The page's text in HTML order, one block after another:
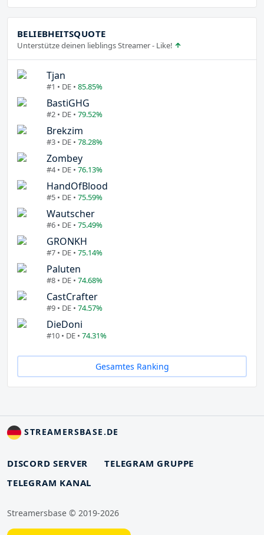
BELIEBHEITSQUOTE
Unterstütze deinen lieblings Streamer - Like!
Tjan
#1 • DE • 85.85%
BastiGHG
#2 • DE • 79.52%
Brekzim
#3 • DE • 78.28%
Zombey
#4 • DE • 76.13%
HandOfBlood
#5 • DE • 75.59%
Wautscher
#6 • DE • 75.49%
GRONKH
#7 • DE • 75.14%
Paluten
#8 • DE • 74.68%
CastCrafter
#9 • DE • 74.57%
DieDoni
#10 • DE • 74.31%
Gesamtes Ranking
STREAMERSBASE.DE
DISCORD SERVER
TELEGRAM GRUPPE
TELEGRAM KANAL
Streamersbase © 2019-2026